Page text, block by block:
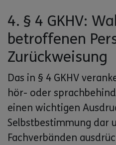
4. § 4 GKHV:
betroffenen
Zurückweisung
Das in § 4 GKHV
hör- oder
einen wichtigen
Selbstbestimmung dar
Fachverbänden